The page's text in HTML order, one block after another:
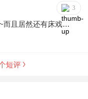
·帕克仍赋予它们人的
曾是球队四分卫，是
，对事物有敏锐的感
怖分子的犯罪心理，
”忙碌奔波。不过，由
3
而且居然还有床戏…
短评